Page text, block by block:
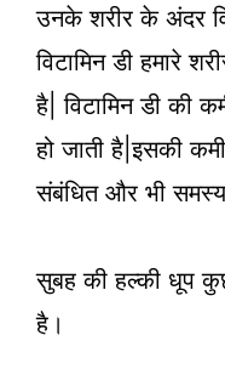
उनके शरीर के अंदर
विटामिन डी हमारे
है| विटामिन डी की
हो जाती है|इसकी
संबंधित और भी
सुबह की हल्की धूप
है।